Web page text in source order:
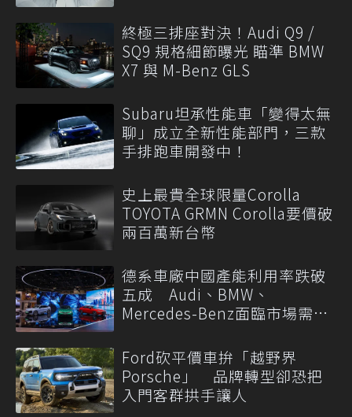
終極三排座對決！Audi Q9 /
SQ9 規格細節曝光 瞄準 BMW
X7 與 M-Benz GLS
Subaru坦承性能車「變得太無
聊」成立全新性能部門，三款
手排跑車開發中！
史上最貴全球限量Corolla
TOYOTA GRMN Corolla要價破
兩百萬新台幣
德系車廠中國產能利用率跌破
五成 Audi、BMW、
Mercedes-Benz面臨市場需求
Ford砍平價車拚「越野界
Porsche」 品牌轉型卻恐把
入門客群拱手讓人